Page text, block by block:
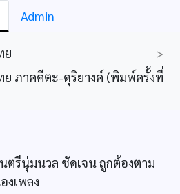
Admin
ย
>
ภาคคีตะ-ดุริยางค์ (พิมพ์ครั้งที่
ตรีนุ่มนวล ชัดเจน ถูกต้องตาม
งเพลง